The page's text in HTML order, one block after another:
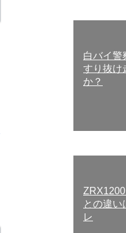
白バイ警
すり抜け
か？
との違
レ